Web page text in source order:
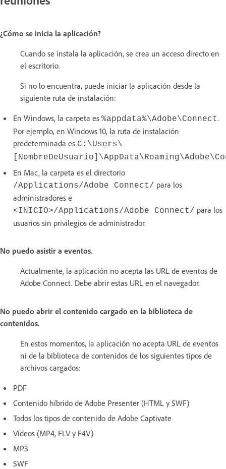
¿Cómo se inicia la aplicación?
Cuando se instala la aplicación, se crea un acceso directo en
el escritorio.
Si no lo encuentra, puede iniciar la aplicación desde la
siguiente ruta de instalación:
En Windows, la carpeta es %appdata%\Adobe\Connect.
Por ejemplo, en Windows 10, la ruta de instalación
predeterminada es C:\Users\
En Mac, la carpeta es el directorio
/Applications/Adobe Connect/ para los
administradores e
<INICIO>/Applications/Adobe Connect/ para los
usuarios sin privilegios de administrador.
No puedo asistir a eventos.
Actualmente, la aplicación no acepta las URL de eventos de
Adobe Connect. Debe abrir estas URL en el navegador.
No puedo abrir el contenido cargado en la biblioteca de
contenidos.
En estos momentos, la aplicación no acepta URL de eventos
ni de la biblioteca de contenidos de los siguientes tipos de
archivos cargados:
PDF
Contenido híbrido de Adobe Presenter (HTML y SWF)
Todos los tipos de contenido de Adobe Captivate
Vídeos (MP4, FLV y F4V)
MP3
SWF